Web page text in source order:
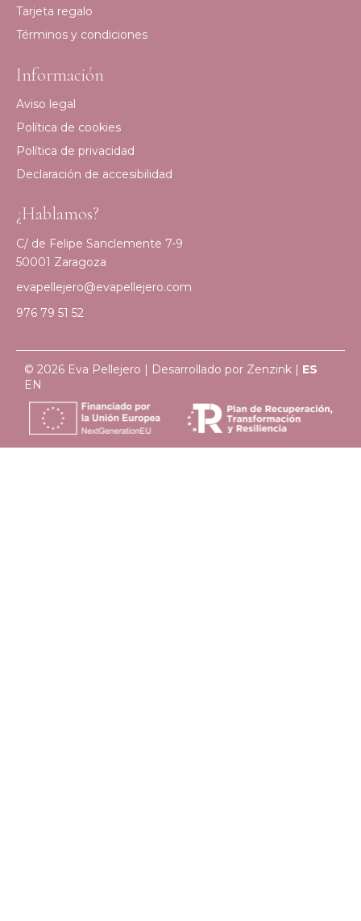
Tarjeta regalo
Términos y condiciones
Información
Aviso legal
Política de cookies
Política de privacidad
Declaración de accesibilidad
¿Hablamos?
C/ de Felipe Sanclemente 7-9
50001 Zaragoza
evapellejero@evapellejero.com
976 79 51 52
© 2026 Eva Pellejero | Desarrollado por Zenzink
ES
EN